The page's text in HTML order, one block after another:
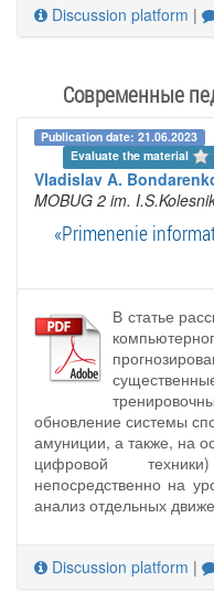
Discussion platform |
Современные
Publication date: 21.06.2023
Evaluate the material
Vladislav A.
MOBUG 2 im.
«Primenenie
В статье
обновление системы
амуниции, а также, на
цифровой
непосредственно на
анализ отдельных
Discussion platform |